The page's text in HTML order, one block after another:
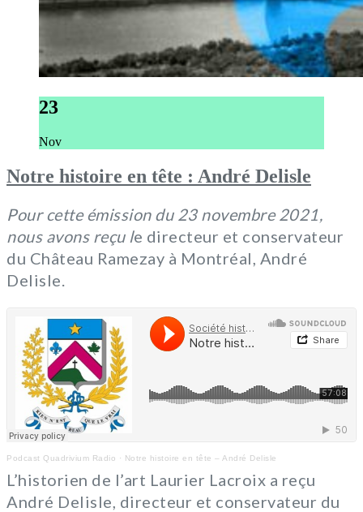
23
Nov
Notre histoire en tête : André Delisle
Pour cette émission du 23 novembre 2021,
nous avons reçu le directeur et conservateur
du Château Ramezay à Montréal, André
Delisle.
Podcast Quadrivium Radio · Notre histoire en tête – André Delisle
L’historien de l’art Laurier Lacroix a reçu
André Delisle, directeur et conservateur du